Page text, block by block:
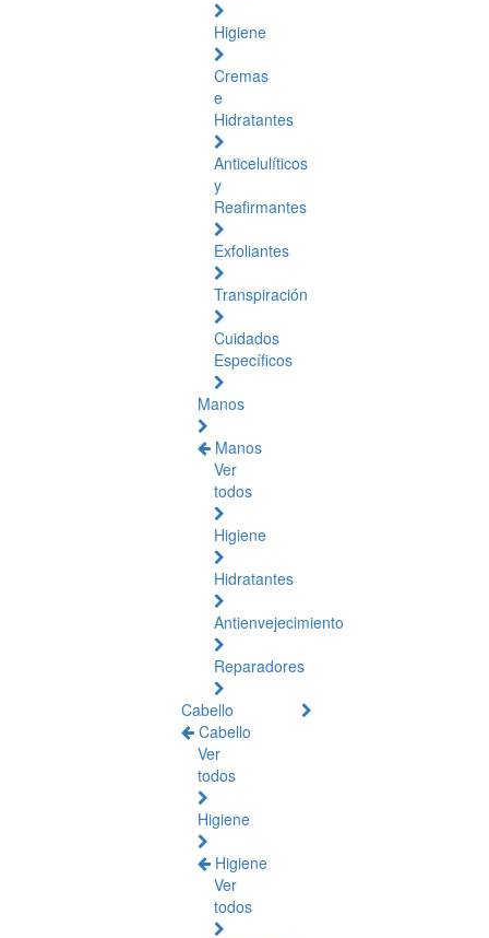
Higiene
Cremas
e
Hidratantes
Anticelulíticos
y
Reafirmantes
Exfoliantes
Transpiración
Cuidados
Específicos
Manos
Manos
Ver
todos
Higiene
Hidratantes
Antienvejecimiento
Reparadores
Cabello
Cabello
Ver
todos
Higiene
Higiene
Ver
todos